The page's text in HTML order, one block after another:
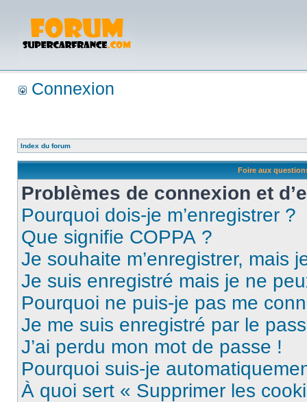
Connexion
Index du forum
Foire aux
Problèmes de connexion et
Pourquoi dois-je m’enregistrer ?
Que signifie COPPA ?
Je souhaite m’enregistrer, mais
Je suis enregistré mais je ne
Pourquoi ne puis-je pas me
Je me suis enregistré par le
J’ai perdu mon mot de passe !
Pourquoi suis-je
À quoi sert « Supprimer les